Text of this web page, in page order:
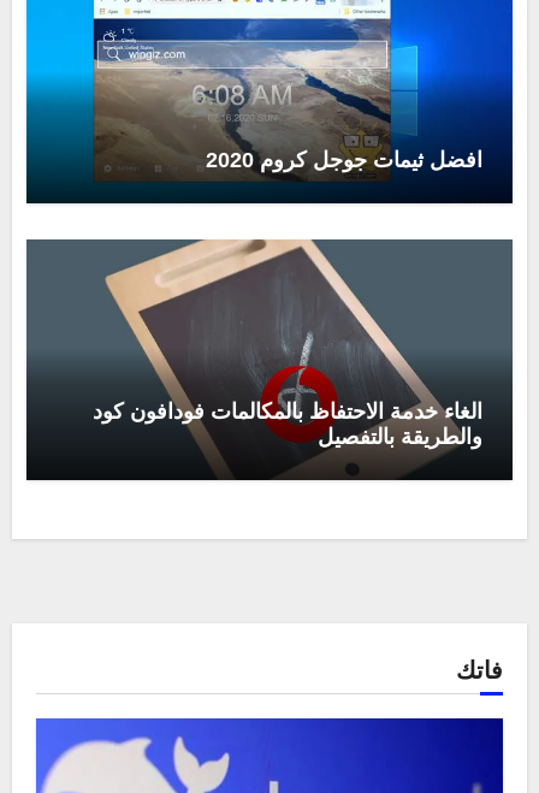
افضل ثيمات جوجل كروم 2020
الغاء خدمة الاحتفاظ بالمكالمات فودافون كود
والطريقة بالتفصيل
فاتك